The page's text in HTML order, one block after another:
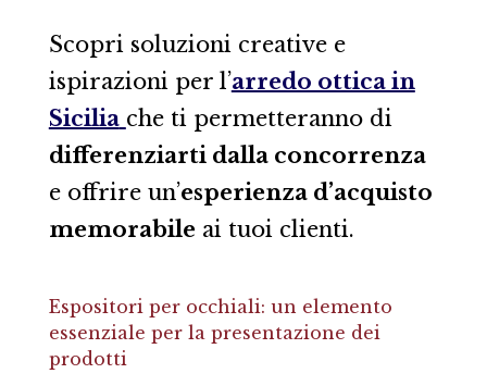
Scopri soluzioni creative e
ispirazioni per l’arredo ottica in
Sicilia che ti permetteranno di
differenziarti dalla concorrenza
e offrire un’esperienza d’acquisto
memorabileai tuoi clienti.
Espositori per occhiali: un elemento
essenziale per la presentazione dei
prodotti